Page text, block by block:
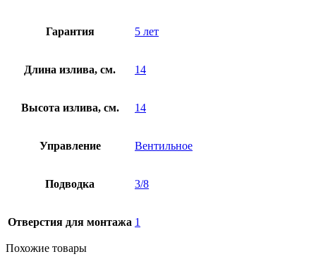
Гарантия 5 лет
Длина излива, см. 14
Высота излива, см. 14
Управление Вентильное
Подводка 3/8
Отверстия для монтажа 1
Похожие товары